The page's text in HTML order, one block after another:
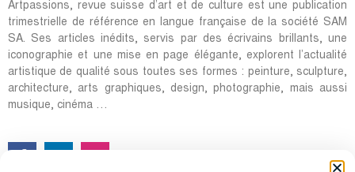
Artpassions, revue suisse d’art et de culture est une publication
trimestrielle de référence en langue française de la société SAM
SA. Ses articles inédits, servis par des écrivains brillants, une
iconographie et une mise en page élégante, explorent l’actualité
artistique de qualité sous toutes ses formes : peinture, sculpture,
architecture, arts graphiques, design, photographie, mais aussi
musique, cinéma …